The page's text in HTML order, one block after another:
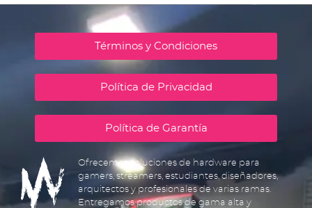
Términos y Condiciones
Política de Privacidad
Política de Garantía
Ofrecemos soluciones de hardware para
gamers, streamers, estudiantes, diseñadores,
arquitectos y profesionales de varias ramas.
Entregamos productos de gama alta y